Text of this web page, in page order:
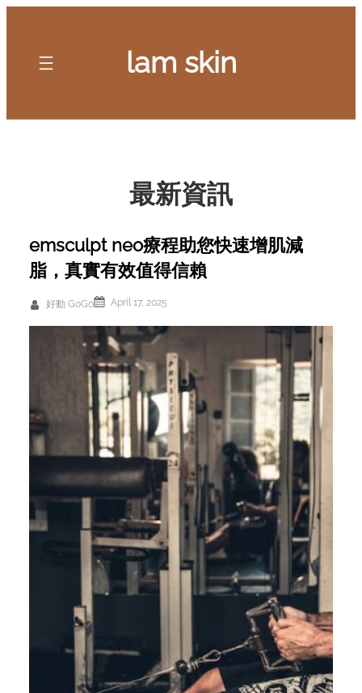
content
lam skin
最新資訊
emsculpt neo療程助您快速增肌減
脂，真實有效值得信賴
好動 GoGo April 17, 2025